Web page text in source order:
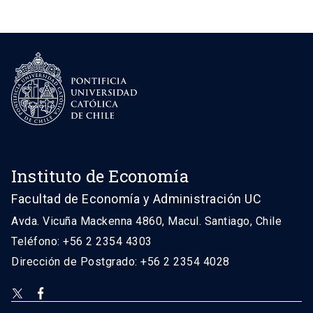
Instituto de Economía
Facultad de Economía y Administración UC
Avda. Vicuña Mackenna 4860, Macul. Santiago, Chile
Teléfono: +56 2 2354 4303
Dirección de Postgrado: +56 2 2354 4028